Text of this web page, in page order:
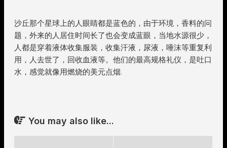
沙丘那个星球上的人眼睛都是蓝色的，由于环境，香料的问
题，外来的人居住时间长了也会变成蓝眼，当地水源很少，
人都是穿着液体收集服装，收集汗液，尿液，唾沫等重复利
用，人去世了，回收血液等。他们的最高规格礼仪，是吐口
水，感觉就像用燃烧的美元点烟.
You may also like...